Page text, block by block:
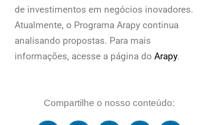
de investimentos em negócios inovadores.
Atualmente, o Programa Arapy continua
analisando propostas. Para mais
informações, acesse a página do Arapy.
Compartilhe o nosso conteúdo: